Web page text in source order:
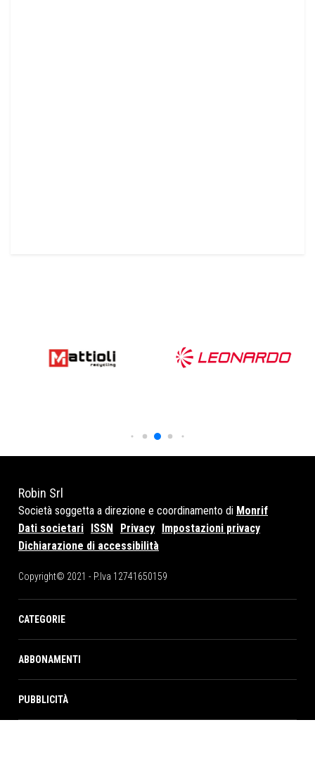
Robin Srl
Società soggetta a direzione e coordinamento di Monrif
Dati societari
ISSN Privacy
Impostazioni privacy
Dichiarazione di accessibilità
Copyright© 2021 - P.Iva 12741650159
CATEGORIE
ABBONAMENTI
PUBBLICITÀ